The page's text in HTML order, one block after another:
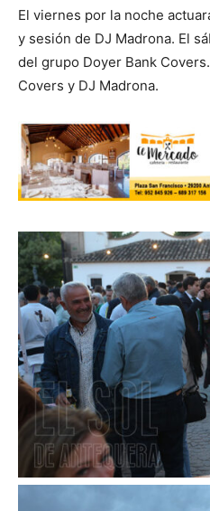
El viernes por la noche
y sesión de DJ Madrona. El
del grupo Doyer Bank
Covers y DJ Madrona.